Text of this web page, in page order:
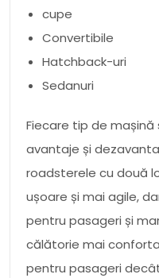
cupe
Convertibile
Hatchback-uri
Sedanuri
Fiecare tip de
avantaje și
roadsterele cu două
ușoare și mai agile,
pentru pasageri și
călătorie mai
pentru pasageri